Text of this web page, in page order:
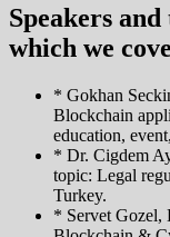
Speakers
which we
* Gokhan
Blockchain
education,
* Dr. Cigdem
topic: Legal
Turkey.
* Servet Gozel,